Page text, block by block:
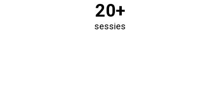
20+
sessies